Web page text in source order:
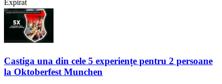
Expirat
Castiga una din cele 5 experiențe pentru 2 persoane
la Oktoberfest Munchen